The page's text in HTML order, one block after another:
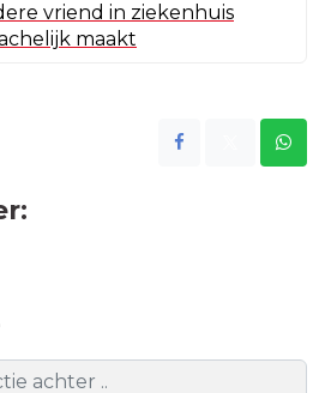
vriend in ziekenhuis
maakt